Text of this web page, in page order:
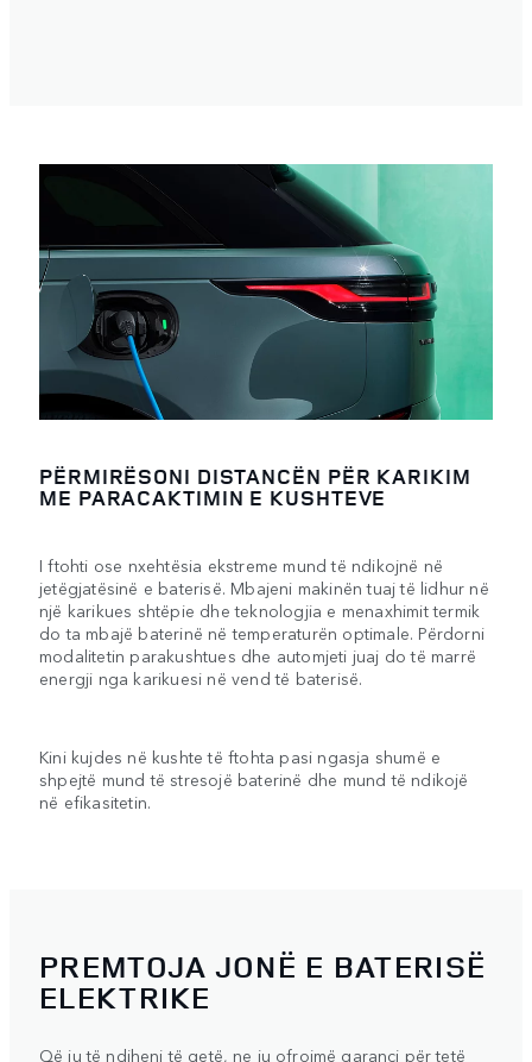
PËRMIRËSONI DISTANCËN PËR KARIKIM
ME PARACAKTIMIN E KUSHTEVE
I ftohti ose nxehtësia ekstreme mund të ndikojnë në
jetëgjatësinë e baterisë. Mbajeni makinën tuaj të lidhur në
një karikues shtëpie dhe teknologjia e menaxhimit termik
do ta mbajë baterinë në temperaturën optimale. Përdorni
modalitetin parakushtues dhe automjeti juaj do të marrë
energji nga karikuesi në vend të baterisë.
Kini kujdes në kushte të ftohta pasi ngasja shumë e
shpejtë mund të stresojë baterinë dhe mund të ndikojë
në efikasitetin.
PREMTOJA JONË E BATERISË
ELEKTRIKE
Që ju të ndiheni të qetë, ne ju ofrojmë garanci për tetë